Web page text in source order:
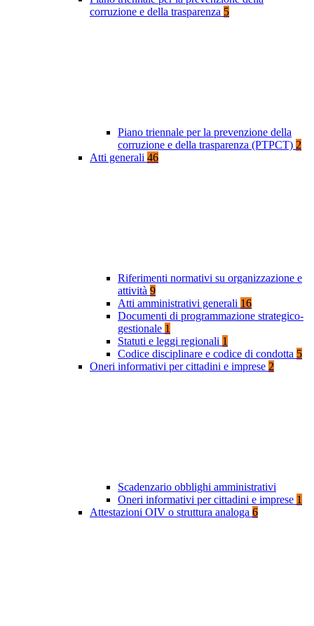
corruzione e della trasparenza 5
Piano triennale per la prevenzione della
corruzione e della trasparenza (PTPCT) 2
Atti generali 46
Riferimenti normativi su organizzazione e
attività 9
Atti amministrativi generali 16
Documenti di programmazione strategico-
gestionale 1
Statuti e leggi regionali 1
Codice disciplinare e codice di condotta 5
Oneri informativi per cittadini e imprese 2
Scadenzario obblighi amministrativi
Oneri informativi per cittadini e imprese 1
Attestazioni OIV o struttura analoga 6